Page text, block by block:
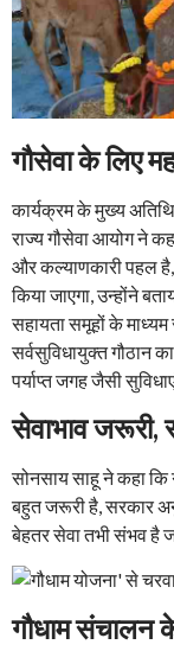
गौसेवा के लिए
कार्यक्रम के मुख्य
राज्य गौसेवा आयोग ने
और कल्याणकारी पहल
किया जाएगा, उन्होंने
सहायता समूहों के
सर्वसुविधायुक्त गौठान
पर्याप्त जगह जैसी
सेवाभाव जरूरी,
सोनसाय साहू ने कहा
बहुत जरूरी है, सरकार
बेहतर सेवा तभी संभव है
गौधाम संचालन